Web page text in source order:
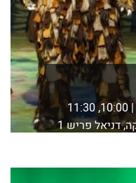
אולם מאירהוף, בית ציוני אמריקה, דניאל פריש 1